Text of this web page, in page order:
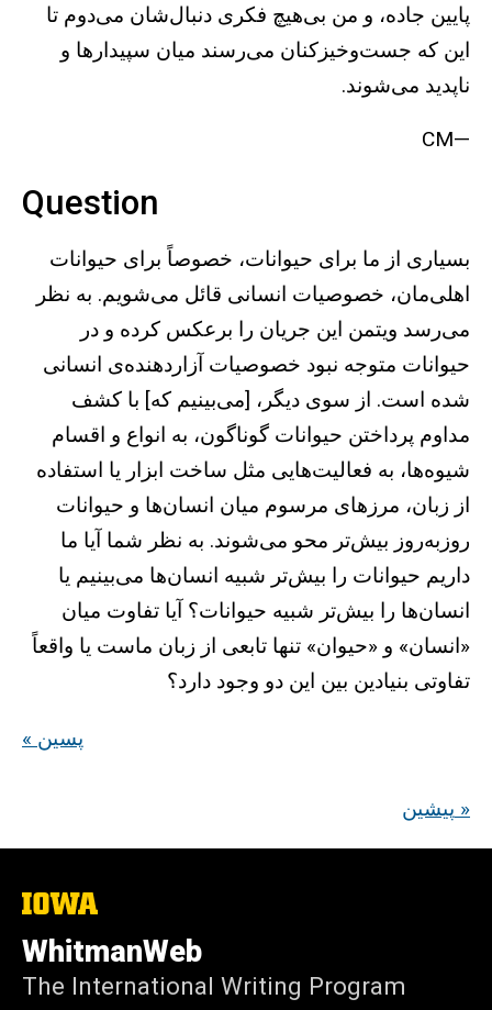
پایین جاده، و من بی‌هیچ فکری دنبال‌شان می‌دوم تا
این که جست‌وخیزکنان می‌رسند میان سپیدارها و
ناپدید می‌شوند.
—CM
Question
بسیاری از ما برای حیوانات، خصوصاً برای حیوانات
اهلی‌مان، خصوصیات انسانی قائل می‌شویم. به نظر
می‌رسد ویتمن این جریان را برعکس کرده و در
حیوانات متوجه نبود خصوصیات آزاردهنده‌ی انسانی
شده است. از سوی دیگر، [می‌بینیم که] با کشف
مداوم پرداختن حیوانات گوناگون، به انواع و اقسام
شیوه‌ها، به فعالیت‌هایی مثل ساخت ابزار یا استفاده
از زبان، مرزهای مرسوم میان انسان‌ها و حیوانات
روز‌به‌روز بیش‌تر محو می‌شوند. به نظر شما آیا ما
داریم حیوانات را بیش‌تر شبیه انسان‌ها می‌بینیم یا
انسان‌ها را بیش‌تر شبیه حیوانات؟ آیا تفاوت میان
«انسان» و «حیوان» تنها تابعی از زبان ماست یا واقعاً
تفاوتی بنیادین بین این دو وجود دارد؟
« پسین
پیشین »
The
of
Iowa
WhitmanWeb
The International Writing Program